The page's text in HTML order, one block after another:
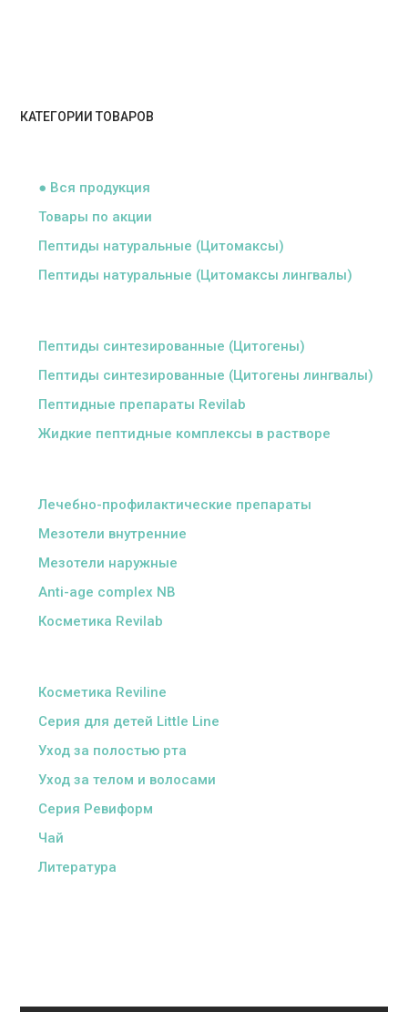
КАТЕГОРИИ ТОВАРОВ
● Вся продукция
Товары по акции
Пептиды натуральные (Цитомаксы)
Пептиды натуральные (Цитомаксы лингвалы)
Пептиды синтезированные (Цитогены)
Пептиды синтезированные (Цитогены лингвалы)
Пептидные препараты Revilab
Жидкие пептидные комплексы в растворе
Лечебно-профилактические препараты
Мезотели внутренние
Мезотели наружные
Anti-age complex NB
Косметика Revilab
Косметика Reviline
Серия для детей Little Line
Уход за полостью рта
Уход за телом и волосами
Серия Ревиформ
Чай
Литература